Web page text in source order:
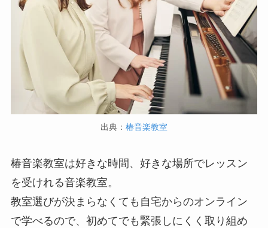
出典： 椿音楽教室
椿音楽教室は好きな時間、好きな場所でレッスン
を受けれる音楽教室。
教室選びが決まらなくても自宅からのオンライン
で学べるので、初めてでも緊張しにくく取り組め